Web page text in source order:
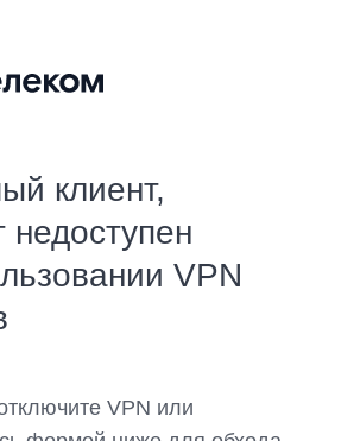
клиент,
недоступен
VPN
VPN или